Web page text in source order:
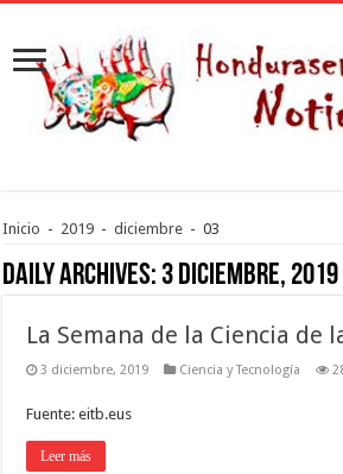
Inicio - 2019 - diciembre - 03
Daily Archives:3 diciembre, 2019
La Semana de la Ciencia de
3 diciembre, 2019 Ciencia y Tecnología
Fuente: eitb.eus
Leer más